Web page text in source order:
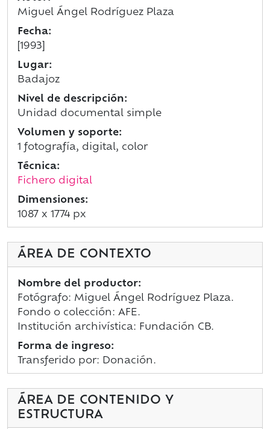
Miguel Ángel Rodríguez Plaza
Fecha:
[1993]
Lugar:
Badajoz
Nivel de descripción:
Unidad documental simple
Volumen y soporte:
1 fotografía, digital, color
Técnica:
Fichero digital
Dimensiones:
1087 x 1774 px
ÁREA DE CONTEXTO
Nombre del productor:
Fotógrafo: Miguel Ángel Rodríguez Plaza.
Fondo o colección: AFE.
Institución archivística: Fundación CB.
Forma de ingreso:
Transferido por: Donación.
ÁREA DE CONTENIDO Y
ESTRUCTURA